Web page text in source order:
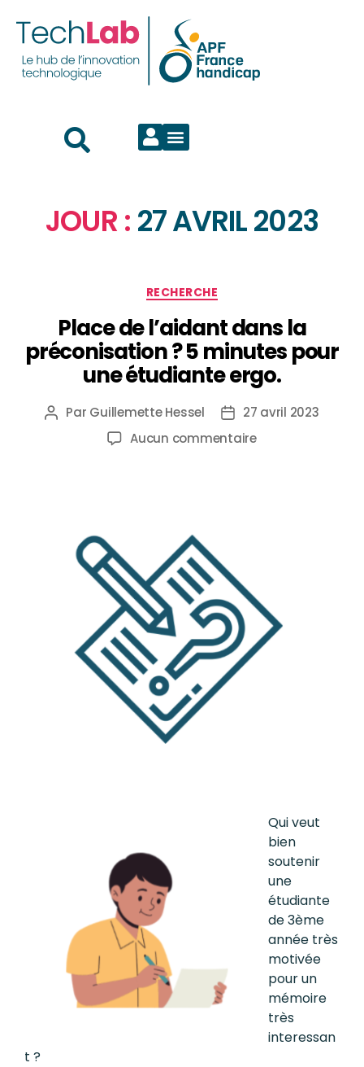
JOUR : 27 AVRIL 2023
RECHERCHE
Place de l’aidant dans la
préconisation ? 5 minutes pour
une étudiante ergo.
Par Guillemette Hessel
27 avril 2023
Aucun commentaire
Qui veut
bien
soutenir
une
étudiante
de 3ème
année très
motivée
pour un
mémoire
très
interessan
t ?